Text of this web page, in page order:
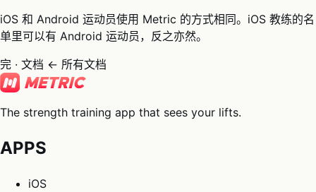
iOS 和 Android 运动员使用 Metric 的方式相同。iOS 教练的名
单里可以有 Android 运动员，反之亦然。
完 · 文档 ← 所有文档
The strength training app that sees your lifts.
APPS
iOS